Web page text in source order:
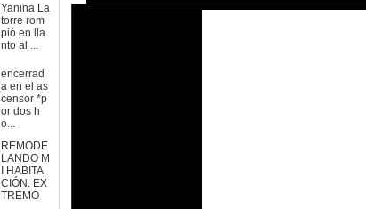
Yanina La
torre rom
pió en lla
nto al ...
encerrad
a en el as
censor *p
or dos h
o...
REMODE
LANDO M
I HABITA
CIÓN: EX
TREMO